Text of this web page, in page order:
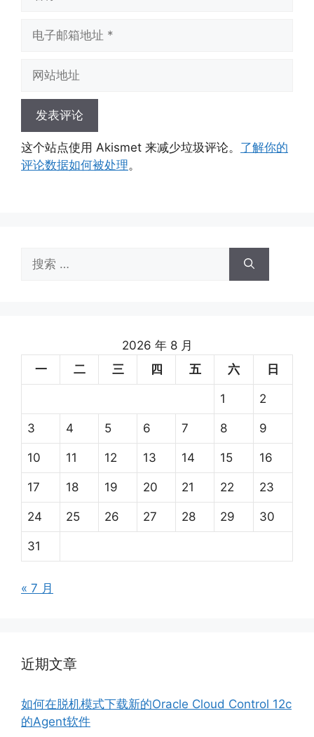
地
地
这个站点使用 Akismet 来减少垃圾评论。 了解你的
评论数据如何被处理。
索：
2026 年 8 月
一
二 三 四 五 六 日
1 2
3 4 5 6 7 8 9
10 11 12 13 14 15 16
17 18 19 20 21 22 23
24 25 26 27 28 29 30
31
« 7 月
近期文章
如何在脱机模式下载新的Oracle Cloud Control 12c
的Agent软件